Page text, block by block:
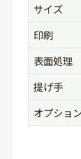
サイズ
印刷
表面処理
提げ手
オプション